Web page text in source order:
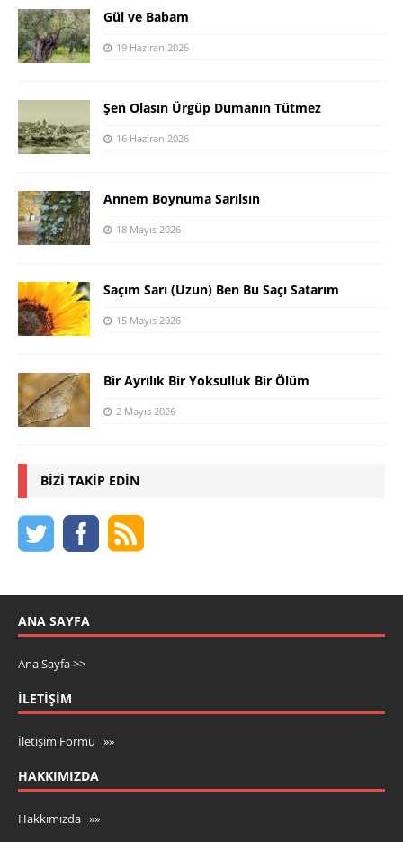
Gül ve Babam
19 Haziran 2026
Şen Olasın Ürgüp Dumanın Tütmez
16 Haziran 2026
Annem Boynuma Sarılsın
18 Mayıs 2026
Saçım Sarı (Uzun) Ben Bu Saçı Satarım
15 Mayıs 2026
Bir Ayrılık Bir Yoksulluk Bir Ölüm
2 Mayıs 2026
BIZI TAKIP EDIN
ANA SAYFA
Ana Sayfa >>
İLETIŞIM
İletişim Formu »»
HAKKIMIZDA
Hakkımızda »»